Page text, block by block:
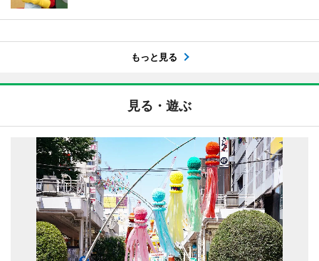
もっと見る
見る・遊ぶ